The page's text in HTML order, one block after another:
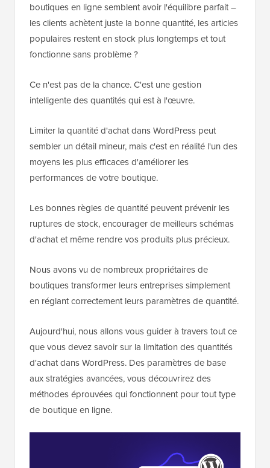
boutiques en ligne semblent avoir l'équilibre parfait –
les clients achètent juste la bonne quantité, les articles
populaires restent en stock plus longtemps et tout
fonctionne sans problème ?
Ce n'est pas de la chance. C'est une gestion
intelligente des quantités qui est à l'œuvre.
Limiter la quantité d'achat dans WordPress peut
sembler un détail mineur, mais c'est en réalité l'un des
moyens les plus efficaces d'améliorer les
performances de votre boutique.
Les bonnes règles de quantité peuvent prévenir les
ruptures de stock, encourager de meilleurs schémas
d'achat et même rendre vos produits plus précieux.
Nous avons vu de nombreux propriétaires de
boutiques transformer leurs entreprises simplement
en réglant correctement leurs paramètres de quantité.
Aujourd'hui, nous allons vous guider à travers tout ce
que vous devez savoir sur la limitation des quantités
d'achat dans WordPress. Des paramètres de base
aux stratégies avancées, vous découvrirez des
méthodes éprouvées qui fonctionnent pour tout type
de boutique en ligne.